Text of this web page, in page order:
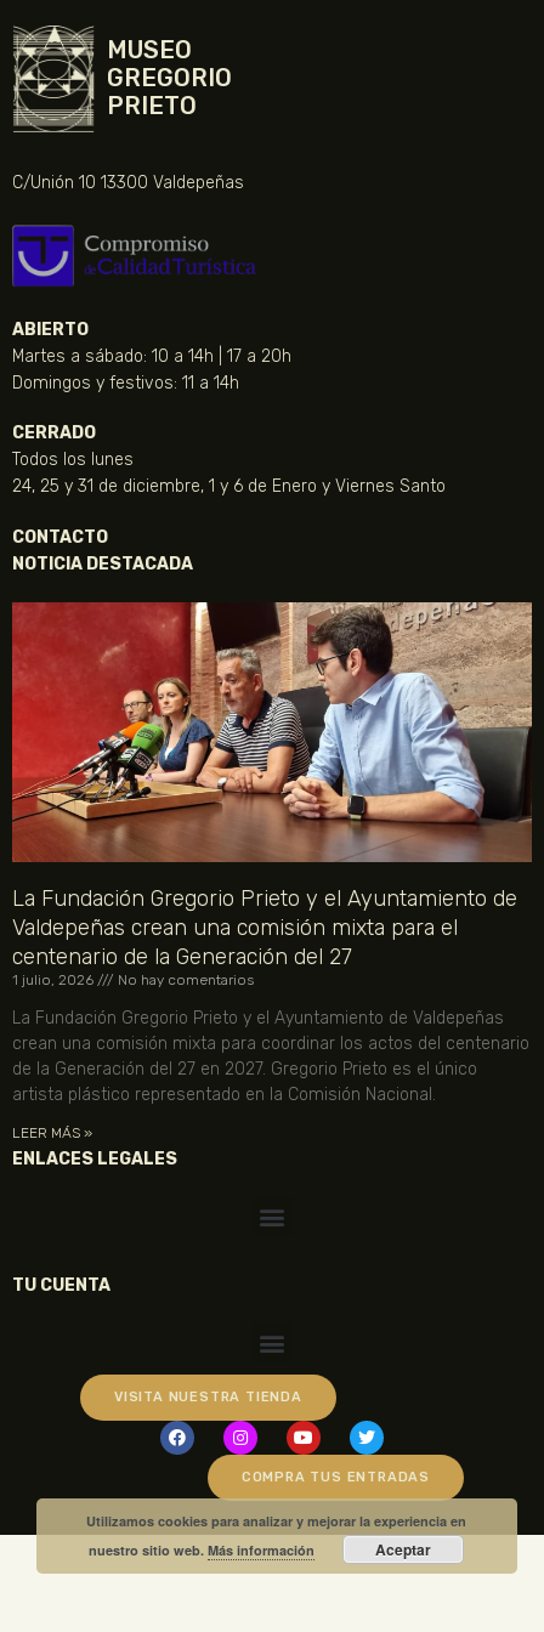
MUSEO
GREGORIO
PRIETO
C/Unión 10 13300 Valdepeñas
ABIERTO
Martes a sábado: 10 a 14h | 17 a 20h
Domingos y festivos: 11 a 14h
CERRADO
Todos los lunes
24, 25 y 31 de diciembre, 1 y 6 de Enero y Viernes Santo
CONTACTO
NOTICIA DESTACADA
La Fundación Gregorio Prieto y el Ayuntamiento de
Valdepeñas crean una comisión mixta para el
centenario de la Generación del 27
1 julio, 2026 No hay comentarios
La Fundación Gregorio Prieto y el Ayuntamiento de Valdepeñas
crean una comisión mixta para coordinar los actos del centenario
de la Generación del 27 en 2027. Gregorio Prieto es el único
artista plástico representado en la Comisión Nacional.
LEER MÁS »
ENLACES LEGALES
TU CUENTA
VISITA NUESTRA TIENDA
COMPRA TUS ENTRADAS
Utilizamos cookies para analizar y mejorar la experiencia en
nuestro sitio web.Más información Aceptar